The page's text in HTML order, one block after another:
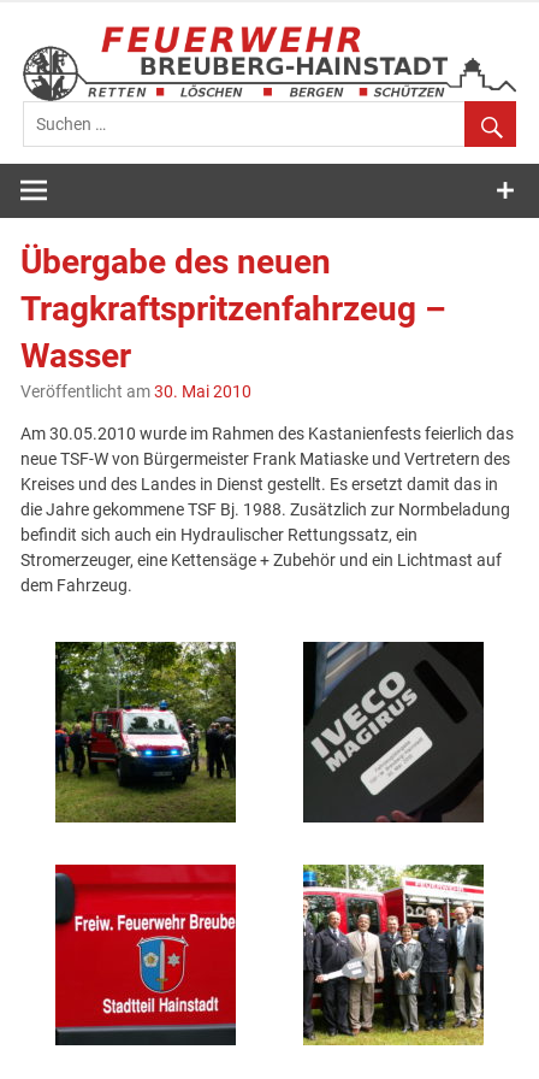
springen
Feuerwehr
Breuberg-
Hainstadt
Übergabe des neuen
Tragkraftspritzenfahrzeug –
Wasser
Veröffentlicht am30. Mai 2010
Am 30.05.2010 wurde im Rahmen des Kastanienfests feierlich das
neue TSF-W von Bürgermeister Frank Matiaske und Vertretern des
Kreises und des Landes in Dienst gestellt. Es ersetzt damit das in
die Jahre gekommene TSF Bj. 1988. Zusätzlich zur Normbeladung
befindit sich auch ein Hydraulischer Rettungssatz, ein
Stromerzeuger, eine Kettensäge + Zubehör und ein Lichtmast auf
dem Fahrzeug.